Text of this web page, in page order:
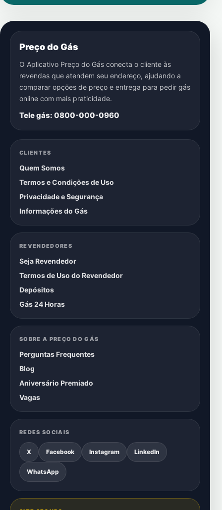
Preço do Gás
O Aplicativo Preço do Gás conecta o cliente às
revendas que atendem seu endereço, ajudando a
comparar opções de preço e entrega para pedir gás
online com mais praticidade.
Tele gás: 0800-000-0960
CLIENTES
Quem Somos
Termos e Condições de Uso
Privacidade e Segurança
Informações do Gás
REVENDEDORES
Seja Revendedor
Termos de Uso do Revendedor
Depósitos
Gás 24 Horas
SOBRE A PREÇO DO GÁS
Perguntas Frequentes
Blog
Aniversário Premiado
Vagas
REDES SOCIAIS
X Facebook Instagram LinkedIn
WhatsApp